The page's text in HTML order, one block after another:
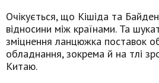
Очікується, що Кішіда та
відносини між країнами. Та
зміцнення ланцюжка поставок
обладнання, зокрема й на тлі
Китаю.